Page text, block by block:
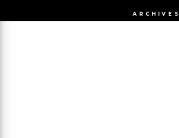
ARCHIVES